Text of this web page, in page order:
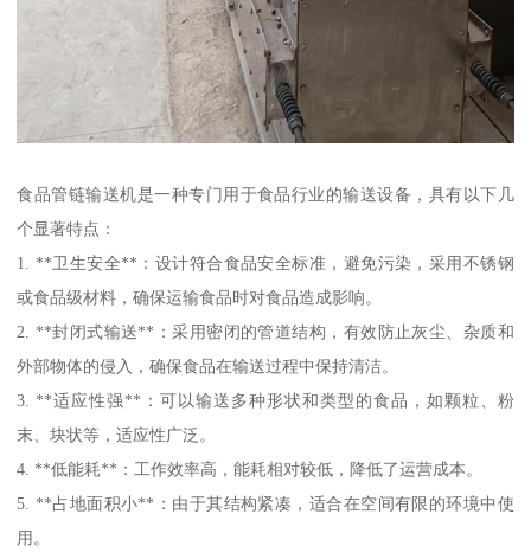
食品管链输送机是一种专门用于食品行业的输送设备，具有以下几
个显著特点：
1. **卫生安全**：设计符合食品安全标准，避免污染，采用不锈钢
或食品级材料，确保运输食品时对食品造成影响。
2. **封闭式输送**：采用密闭的管道结构，有效防止灰尘、杂质和
外部物体的侵入，确保食品在输送过程中保持清洁。
3. **适应性强**：可以输送多种形状和类型的食品，如颗粒、粉
末、块状等，适应性广泛。
4. **低能耗**：工作效率高，能耗相对较低，降低了运营成本。
5. **占地面积小**：由于其结构紧凑，适合在空间有限的环境中使
用。